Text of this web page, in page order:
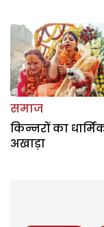
समाज
किन्नरों का
अखाड़ा